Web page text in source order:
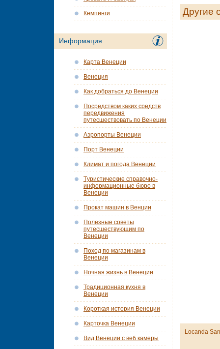
Другие
Locanda
Кемпинги
Информация
Карта Венеции
Венеция
Как добраться до Венеции
Посредством каких средств
передвижения
путесшествовать по Венеции
Аэропорты Венеции
Порт Венеции
Климат и погода Венеции
Tуристические справочно-
информационные бюро в
Венеции
Прокат машин в Венции
Полезные советы
путесшествующим по
Венеции
Поход по магазинам в
Венеции
Ночная жизнь в Венеции
Традиционная кухня в
Венеции
Короткая история Венеции
Карточка Венеции
Вид Венеции с веб камеры